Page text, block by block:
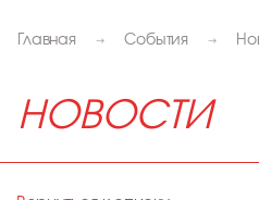
Главная События
НОВОСТИ